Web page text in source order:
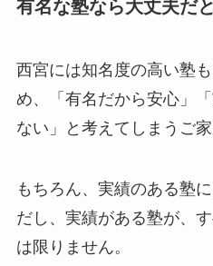
有名な塾なら大丈夫だ
西宮には知名度の高い塾
め、「有名だから安心」
ない」と考えてしまうご家
もちろん、実績のある塾
だし、実績がある塾が、
は限りません。